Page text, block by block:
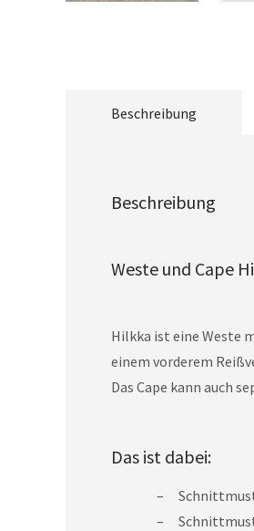
Beschreibung
Beschreibung
Weste und Cape
Hilkka ist eine Weste
einem vorderem
Das Cape kann auch
Das ist dabei: